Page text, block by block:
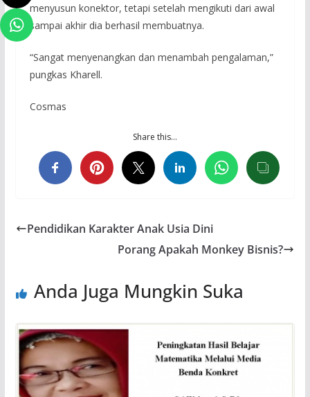
menyusun konektor, tetapi setelah mengikuti dari awal
sampai akhir dia berhasil membuatnya.
“Sangat menyenangkan dan menambah pengalaman,”
pungkas Kharell.
Cosmas
Share this…
Pendidikan Karakter Anak Usia Dini
Porang Apakah Monkey Bisnis?
Anda Juga Mungkin Suka